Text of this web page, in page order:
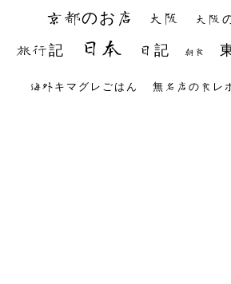
京都のお店 大阪 大阪
旅行記 日本 日記 朝食
海外キマグレごはん 無名店の食レ